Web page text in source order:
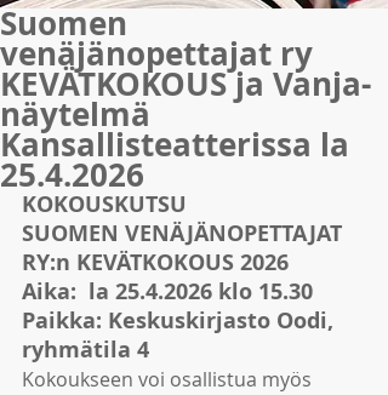
Suomen
venäjänopettajat ry
KEVÄTKOKOUS ja Vanja-
näytelmä
Kansallisteatterissa la
25.4.2026
KOKOUSKUTSU
SUOMEN VENÄJÄNOPETTAJAT
RY:n KEVÄTKOKOUS 2026
Aika:  la 25.4.2026 klo 15.30
Paikka: Keskuskirjasto Oodi,
ryhmätila 4
Kokoukseen voi osallistua myös